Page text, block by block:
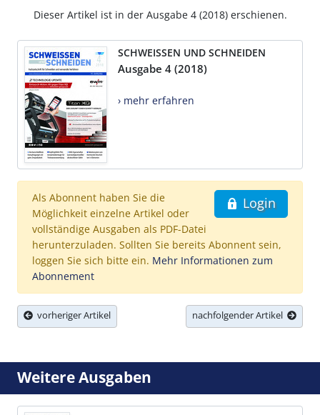
Dieser Artikel ist in der Ausgabe 4 (2018) erschienen.
SCHWEISSEN UND SCHNEIDEN
Ausgabe 4 (2018)
› mehr erfahren
Login
Als Abonnent haben Sie die
Möglichkeit einzelne Artikel oder
vollständige Ausgaben als PDF-Datei
herunterzuladen. Sollten Sie bereits Abonnent sein,
loggen Sie sich bitte ein. Mehr Informationen zum
Abonnement
vorheriger Artikel nachfolgender Artikel
Weitere Ausgaben